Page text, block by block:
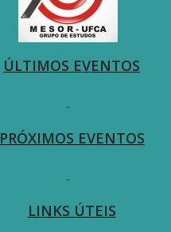
ÚLTIMOS EVENTOS
-
PRÓXIMOS EVENTOS
-
LINKS ÚTEIS